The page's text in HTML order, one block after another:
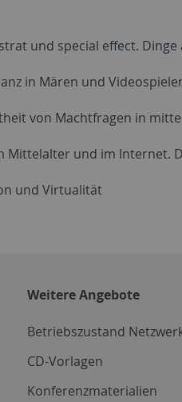
und special effect.
in Mären und
von Machtfragen in
Mittelalter und im Internet.
und Virtualität
Weitere Angebote
Betriebszustand
CD-Vorlagen
Konferenzmaterialien